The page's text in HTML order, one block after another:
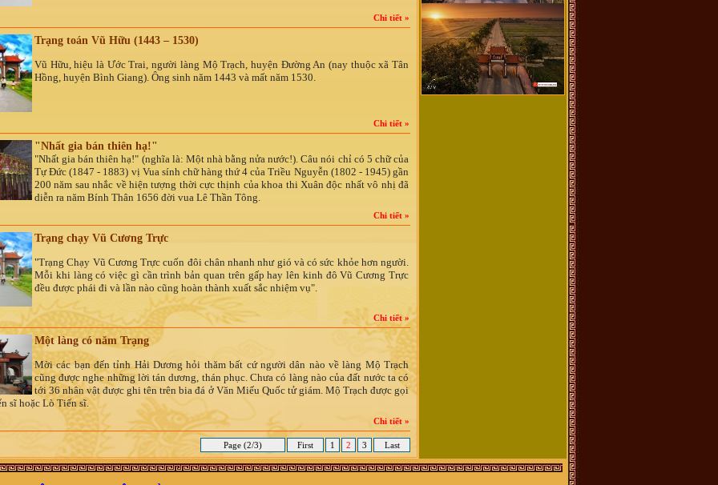
Chi tiết »
Trạng toán Vũ Hữu (1443 – 1530)
Vũ Hữu, hiệu là Ước Trai, người làng Mộ Trạch, huyện Đường An (nay thuộc xã Tân
Hồng, huyện Bình Giang). Ông sinh năm 1443 và mất năm 1530.
Chi tiết »
"Nhất gia bán thiên hạ!"
"Nhất gia bán thiên hạ!" (nghĩa là: Một nhà bằng nửa nước!). Câu nói chỉ có 5 chữ của
Tự Đức (1847 - 1883) vị Vua sính chữ hàng thứ 4 của Triều Nguyễn (1802 - 1945) gần
200 năm sau nhắc về hiện tượng thời cực thịnh của khoa thi Xuân độc nhất vô nhị đã
diễn ra năm Bính Thân 1656 đời vua Lê Thần Tông.
Chi tiết »
Trạng chạy Vũ Cương Trực
"Trạng Chạy Vũ Cương Trực cuốn đôi chân nhanh như gió và có sức khỏe hơn người.
Mỗi khi làng có việc gì cần trình bản quan trên gấp hay lên kinh đô Vũ Cương Trực
đều được phái đi và lần nào cũng hoàn thành xuất sắc nhiệm vụ".
Chi tiết »
Một làng có năm Trạng
Mời các bạn đến tỉnh Hải Dương hỏi thăm bất cứ người dân nào về làng Mộ Trạch
cũng được nghe những lời tán dương, thán phục. Chưa có làng nào của đất nước ta có
tới 36 nhân vật được ghi tên trên bia đá ở Văn Miếu Quốc tử giám. Mộ Trạch được gọi
sĩ hoặc Lò Tiến sĩ.
Chi tiết »
Page (2/3) First 1 2 3 Last